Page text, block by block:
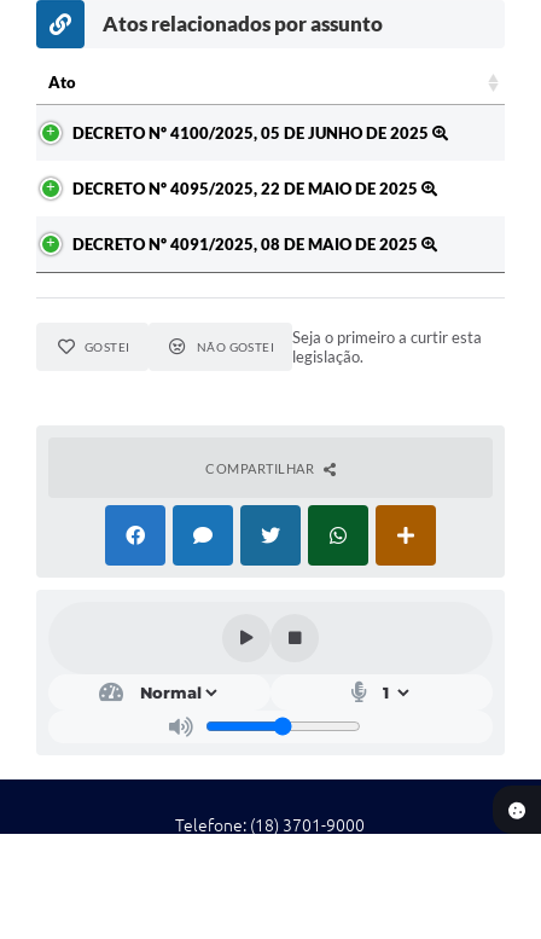
Atos relacionados por assunto
Ato
DECRETO Nº 4100/2025, 05 DE JUNHO DE 2025
DECRETO Nº 4095/2025, 22 DE MAIO DE 2025
DECRETO Nº 4091/2025, 08 DE MAIO DE 2025
GOSTEI NÃO GOSTEI
Seja o primeiro a curtir esta
legislação.
COMPARTILHAR
Telefone: (18) 3701-9000